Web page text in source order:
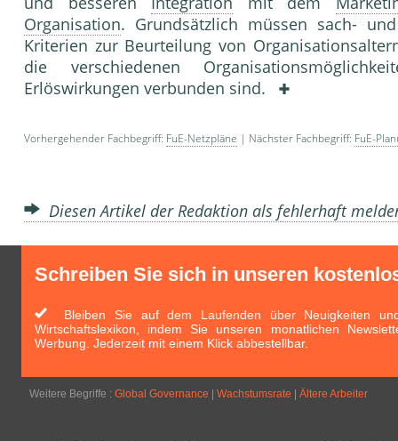
Organisation. Grundsätzlich müssen sach-
Kriterien zur Beurteilung von
die ver­schiedenen
Erlöswirkungen verbunden sind.
Vorhergehender Fachbegriff: FuE-Netzpläne | Nächster Fachbegriff: FuE-
Diesen Artikel der Redaktion als fehlerhaft
Schreiben Sie sich in unseren
Bleiben Sie auf dem Laufenden über Neuigkeiten
Wirtschaftslexikon, indem Sie unseren monatlichen
Werbung. Jederzeit mit einem Klick abbestellbar.
Weitere Begriffe : Global Governance Wachstumsrate Ältere Arbeiter